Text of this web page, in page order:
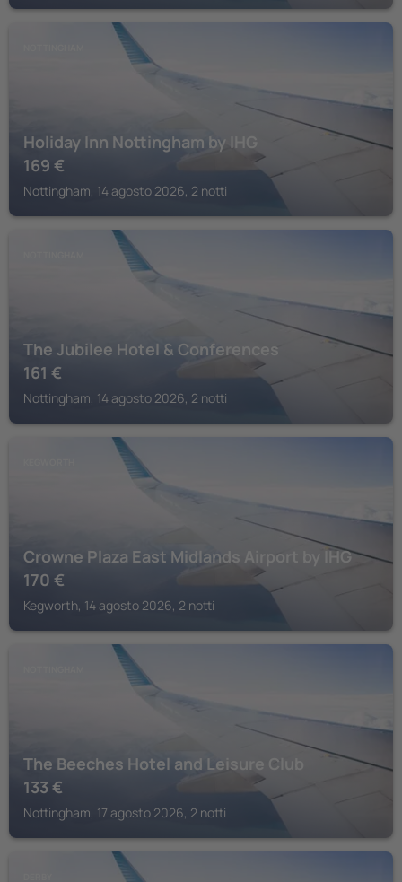
Holiday Inn Nottingham by IHG
169 €
Nottingham, 14 agosto 2026, 2 notti
The Jubilee Hotel & Conferences
161 €
Nottingham, 14 agosto 2026, 2 notti
Crowne Plaza East Midlands Airport by IHG
170 €
Kegworth, 14 agosto 2026, 2 notti
The Beeches Hotel and Leisure Club
133 €
Nottingham, 17 agosto 2026, 2 notti